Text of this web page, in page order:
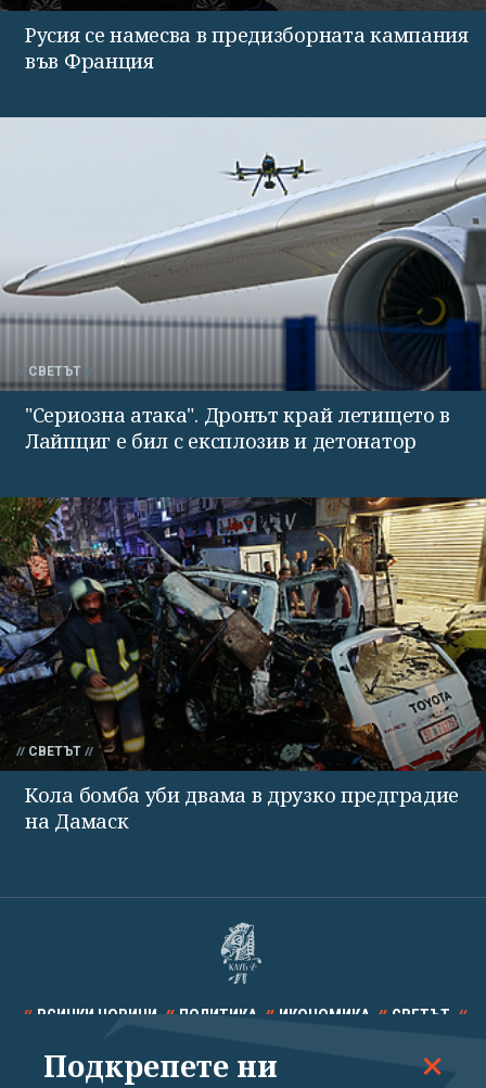
Русия се намесва в предизборната кампания
във Франция
СВЕТЪТ
"Сериозна атака". Дронът край летището в
Лайпциг е бил с експлозив и детонатор
СВЕТЪТ
Кола бомба уби двама в друзко предградие
на Дамаск
ВСИЧКИ НОВИНИ ПОЛИТИКА ИКОНОМИКА СВЕТЪТ
СПОРТ КУЛТУРА ТЕХНОЛОГИИ КАЛЕЙДОСКОП
Подкрепете ни